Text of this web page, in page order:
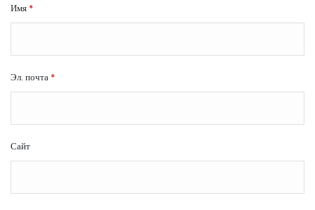
Имя *
Эл. почта *
Сайт